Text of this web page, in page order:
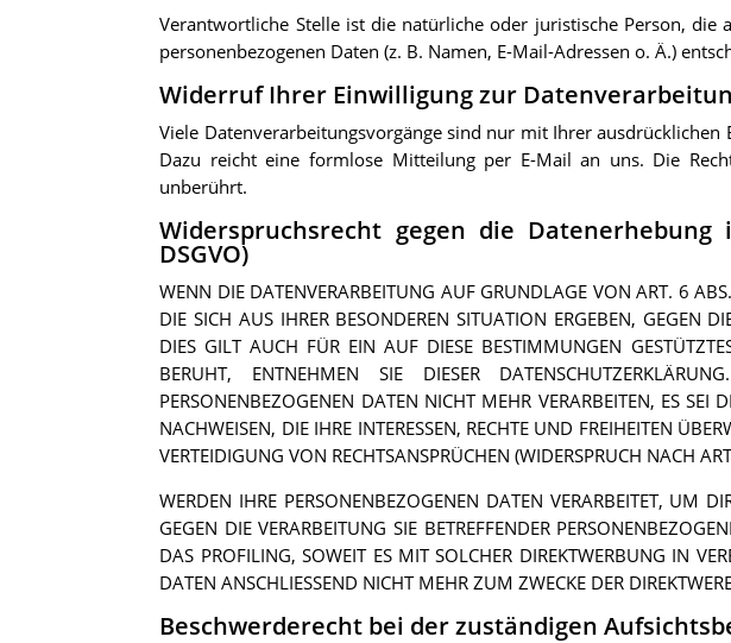
Verantwortliche Stelle ist die natürliche oder juristische Person,
personenbezogenen Daten (z. B. Namen, E-Mail-Adressen o. Ä.)
Widerruf Ihrer Einwilligung zur
Viele Datenverarbeitungsvorgänge sind nur mit Ihrer
Dazu reicht eine formlose Mitteilung per E-Mail an uns. Die
unberührt.
Widerspruchsrecht gegen die
DSGVO)
WENN DIE DATENVERARBEITUNG AUF GRUNDLAGE VON ART. 6
DIE SICH AUS IHRER BESONDEREN SITUATION ERGEBEN, GEGEN
DIES GILT AUCH FÜR EIN AUF DIESE BESTIMMUNGEN
BERUHT, ENTNEHMEN SIE DIESER
PERSONENBEZOGENEN DATEN NICHT MEHR VERARBEITEN, ES
NACHWEISEN, DIE IHRE INTERESSEN, RECHTE UND FREIHEITEN
VERTEIDIGUNG VON RECHTSANSPRÜCHEN (WIDERSPRUCH NACH
WERDEN IHRE PERSONENBEZOGENEN DATEN VERARBEITET, UM
GEGEN DIE VERARBEITUNG SIE BETREFFENDER
DAS PROFILING, SOWEIT ES MIT SOLCHER DIREKTWERBUNG IN
DATEN ANSCHLIESSEND NICHT MEHR ZUM ZWECKE DER
Beschwerderecht bei der zuständigen